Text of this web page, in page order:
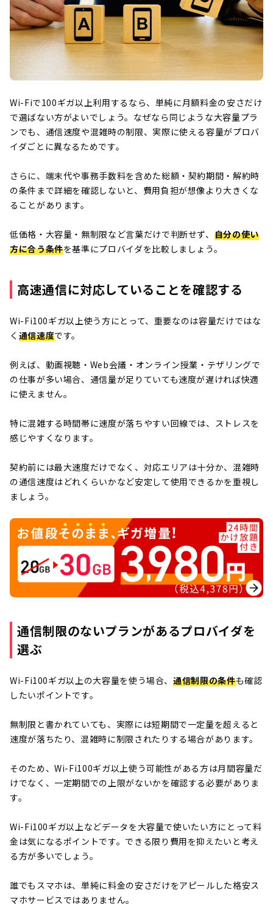
Wi-Fiで100ギガ以上利用するなら、単純に月額料金の安さだけ
で選ばない方がよいでしょう。なぜなら同じような大容量プラ
ンでも、通信速度や混雑時の制限、実際に使える容量がプロバ
イダごとに異なるためです。
さらに、端末代や事務手数料を含めた総額・契約期間・解約時
の条件まで詳細を確認しないと、費用負担が想像より大きくな
ることがあります。
低価格・大容量・無制限など言葉だけで判断せず、 自分の使い
方に合う条件を基準にプロバイダを比較しましょう。
高速通信に対応していることを確認する
Wi-Fi100ギガ以上使う方にとって、重要なのは容量だけではな
く 通信速度です。
例えば、動画視聴・Web会議・オンライン授業・テザリングで
の仕事が多い場合、通信量が足りていても速度が遅ければ快適
に使えません。
特に混雑する時間帯に速度が落ちやすい回線では、ストレスを
感じやすくなります。
契約前には最大速度だけでなく、対応エリアは十分か、混雑時
の通信速度はどれくらいかなど安定して使用できるかを重視し
ましょう。
通信制限のないプランがあるプロバイダを
選ぶ
Wi-Fi100ギガ以上の大容量を使う場合、通信制限の条件も確認
したいポイントです。
無制限と書かれていても、実際には短期間で一定量を超えると
速度が落ちたり、混雑時に制限されたりする場合があります。
そのため、Wi-Fi100ギガ以上使う可能性がある方は月間容量だ
けでなく、一定期間での上限がないかを確認する必要がありま
す。
Wi-Fi100ギガ以上などデータを大容量で使いたい方にとって料
金は気になるポイントです。できる限り費用を抑えたいと考え
る方が多いでしょう。
誰でもスマホは、単純に料金の安さだけをアピールした格安ス
マホサービスではありません。